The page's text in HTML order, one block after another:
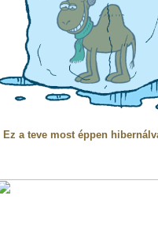
Ez a teve most éppen